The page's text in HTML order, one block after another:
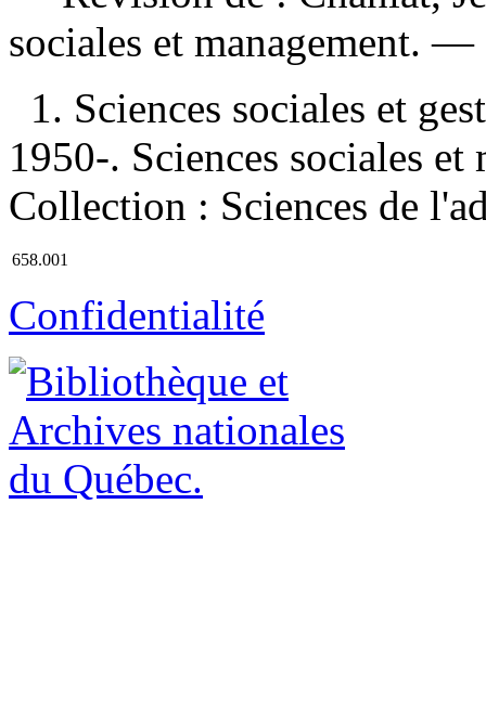
sociales et management. —
1. Sciences sociales et
1950-. Sciences sociales
Collection : Sciences de
658.001
Confidentialité